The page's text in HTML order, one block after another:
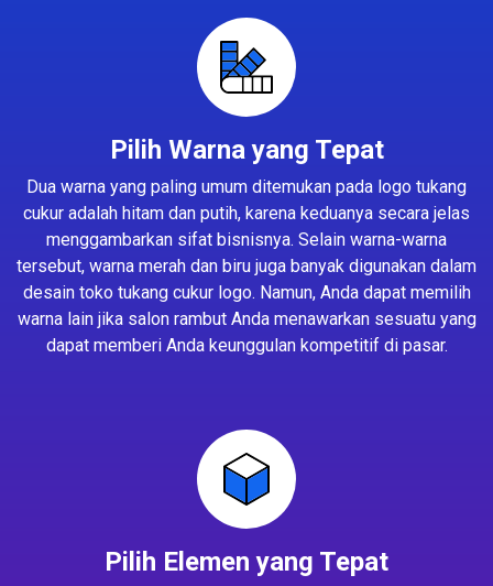
Pilih Warna yang Tepat
Dua warna yang paling umum ditemukan pada logo tukang
cukur adalah hitam dan putih, karena keduanya secara jelas
menggambarkan sifat bisnisnya. Selain warna-warna
tersebut, warna merah dan biru juga banyak digunakan dalam
desain toko tukang cukur logo. Namun, Anda dapat memilih
warna lain jika salon rambut Anda menawarkan sesuatu yang
dapat memberi Anda keunggulan kompetitif di pasar.
Pilih Elemen yang Tepat